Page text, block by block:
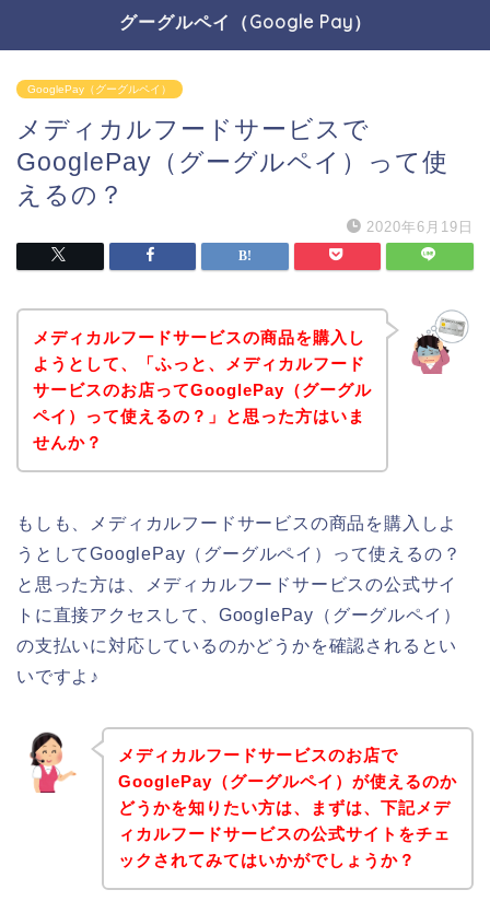
グーグルペイ（Google Pay）
GooglePay（グーグルペイ）
メディカルフードサービスで
GooglePay（グーグルペイ）って使
えるの？
2020年6月19日
メディカルフードサービスの商品を購入し
ようとして、「ふっと、メディカルフード
サービスのお店ってGooglePay（グーグル
ペイ）って使えるの？」と思った方はいま
せんか？
もしも、メディカルフードサービスの商品を購入しよ
うとしてGooglePay（グーグルペイ）って使えるの？
と思った方は、メディカルフードサービスの公式サイ
トに直接アクセスして、GooglePay（グーグルペイ）
の支払いに対応しているのかどうかを確認されるとい
いですよ♪
メディカルフードサービスのお店で
GooglePay（グーグルペイ）が使えるのか
どうかを知りたい方は、まずは、下記メデ
ィカルフードサービスの公式サイトをチェ
ックされてみてはいかがでしょうか？